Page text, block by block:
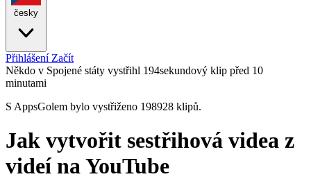
česky
Přihlášení Začít
Někdo v Spojené státy vystřihl 194sekundový klip před 10
minutami
S AppsGolem bylo vystřiženo 198928 klipů.
Jak vytvořit sestřihová videa z
videí na YouTube